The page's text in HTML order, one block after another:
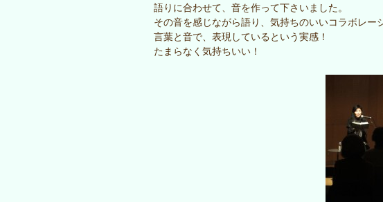
語りに合わせて、音を作って下さいました。
その音を感じながら語り、気持ちのいいコラボレー
言葉と音で、表現しているという実感！
たまらなく気持ちいい！